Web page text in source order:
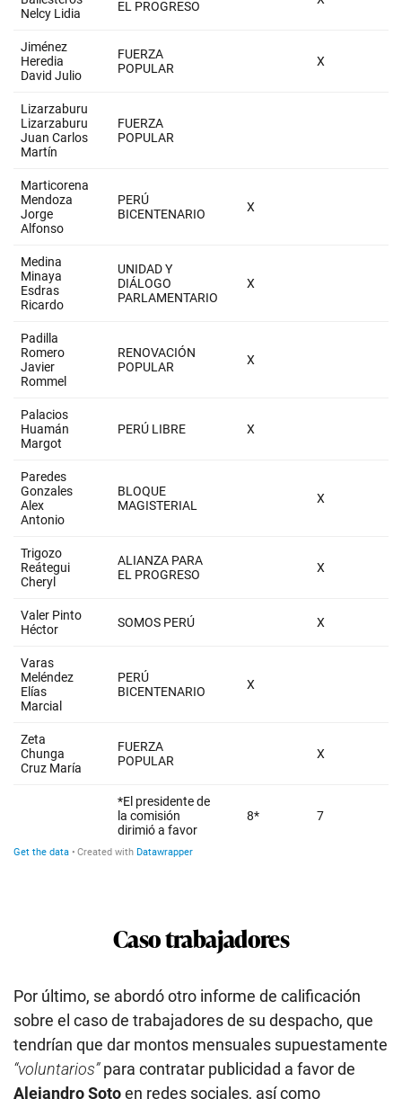
Caso trabajadores
Por último, se abordó otro informe de calificación
sobre el caso de trabajadores de su despacho, que
tendrían que dar montos mensuales supuestamente
“voluntarios”para contratar publicidad a favor de
Alejandro Sotoen redes sociales, así como